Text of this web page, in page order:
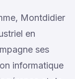
Montdidier
en
ses
informatique